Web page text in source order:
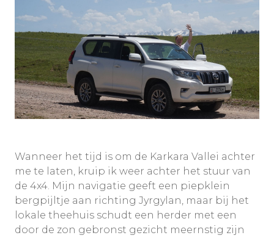
Wanneer het tijd is om de Karkara Vallei achter
me te laten, kruip ik weer achter het stuur van
de 4x4. Mijn navigatie geeft een piepklein
bergpijltje aan richting Jyrgylan, maar bij het
lokale theehuis schudt een herder met een
door de zon gebronst gezicht meernstig zijn